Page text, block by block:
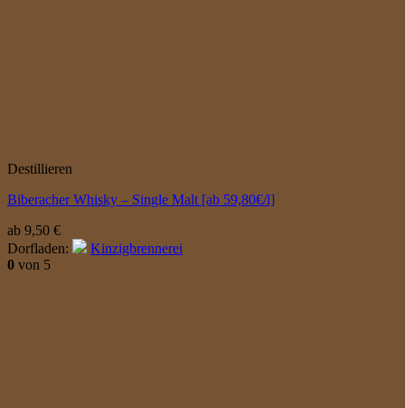
Destillieren
Biberacher Whisky – Single Malt [ab 59,80€/l]
ab 9,50 €
Dorfladen:
Kinzigbrennerei
0 von 5